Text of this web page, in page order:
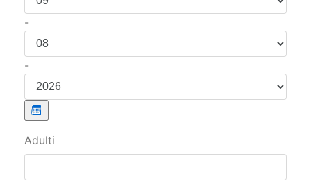
-
-
Adulti